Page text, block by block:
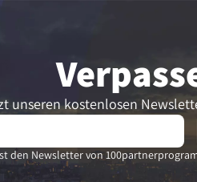
unseren kostenlosen
den Newsletter von